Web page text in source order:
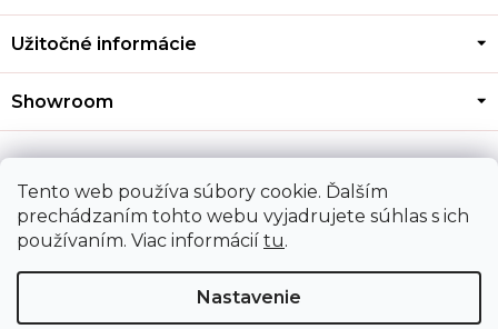
Tento web používa súbory cookie. Ďalším
prechádzaním tohto webu vyjadrujete súhlas s ich
používaním. Viac informácií tu.
Nastavenie
p
t
Užitočné informácie
Showroom
Kontakt